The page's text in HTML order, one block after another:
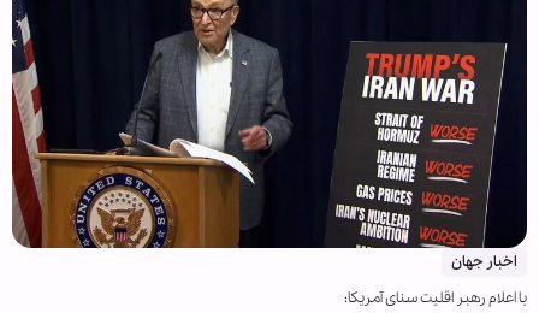
اخبار جهان
با اعلام رهبر اقلیت سنای آمریکا: